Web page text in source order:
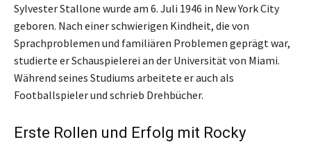
Sylvester Stallone wurde am 6. Juli 1946 in New York City
geboren. Nach einer schwierigen Kindheit, die von
Sprachproblemen und familiären Problemen geprägt war,
studierte er Schauspielerei an der Universität von Miami.
Während seines Studiums arbeitete er auch als
Footballspieler und schrieb Drehbücher.
Erste Rollen und Erfolg mit Rocky